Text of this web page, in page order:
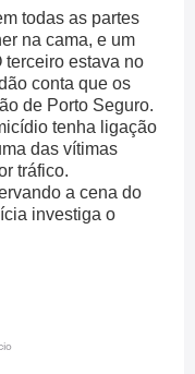
todas as partes
na cama, e um
terceiro estava no
conta que os
de Porto Seguro.
tenha ligação
das vítimas
tráfico.
a cena do
investiga o